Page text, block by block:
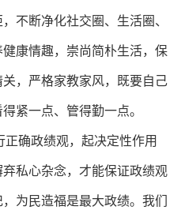
不断净化社交圈、生活圈、
康情趣，崇尚简朴生活，保
，严格家教家风，既要自己
紧一点、管得勤一点。
确政绩观，起决定性作用
私心杂念，才能保证政绩观
为民造福是最大政绩。我们